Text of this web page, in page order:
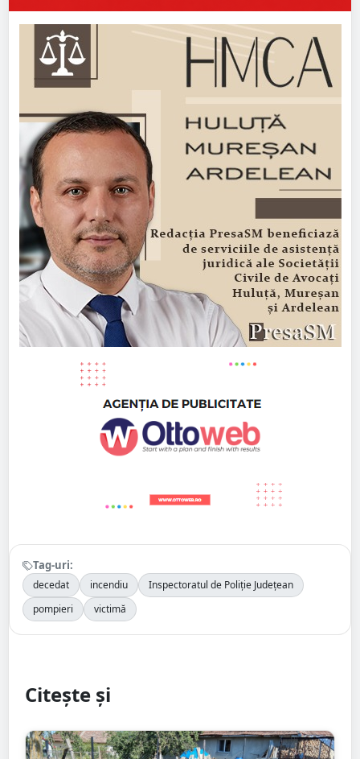
Tag-uri:
decedat incendiu
Inspectoratul de Poliție Județean
pompieri
victimă
Citește și